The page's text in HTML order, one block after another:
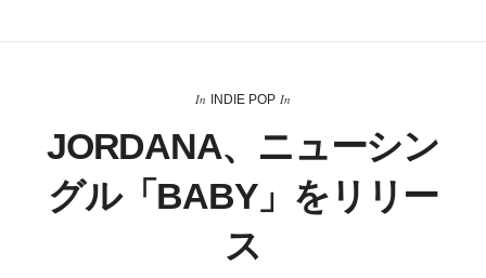
In INDIE POP In
JORDANA、ニューシン
グル「BABY」をリリー
ス